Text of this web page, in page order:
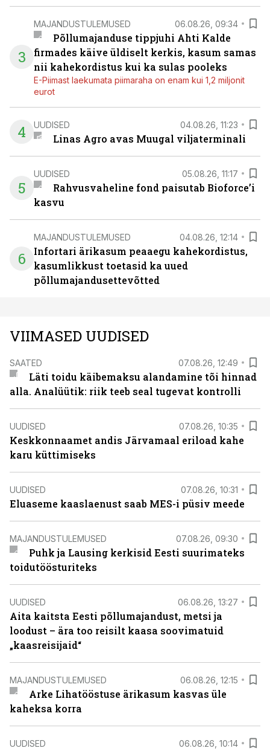
3
MAJANDUSTULEMUSED 06.08.26, 09:34
Põllumajanduse tippjuhi Ahti Kalde
firmades käive üldiselt kerkis, kasum samas
nii kahekordistus kui ka sulas pooleks
E-Piimast laekumata piimaraha on enam kui 1,2 miljonit
eurot
4 UUDISED 04.08.26, 11:23
Linas Agro avas Muugal viljaterminali
5
UUDISED 05.08.26, 11:17
Rahvusvaheline fond paisutab Bioforce’i
kasvu
6
MAJANDUSTULEMUSED 04.08.26, 12:14
Infortari ärikasum peaaegu kahekordistus,
kasumlikkust toetasid ka uued
põllumajandusettevõtted
VIIMASED UUDISED
SAATED 07.08.26, 12:49
Läti toidu käibemaksu alandamine tõi hinnad
alla. Analüütik: riik teeb seal tugevat kontrolli
UUDISED 07.08.26, 10:35
Keskkonnaamet andis Järvamaal eriload kahe
karu küttimiseks
UUDISED 07.08.26, 10:31
Eluaseme kaaslaenust saab MES-i püsiv meede
MAJANDUSTULEMUSED 07.08.26, 09:30
Puhk ja Lausing kerkisid Eesti suurimateks
toidutöösturiteks
UUDISED 06.08.26, 13:27
Aita kaitsta Eesti põllumajandust, metsi ja
loodust – ära too reisilt kaasa soovimatuid
„kaasreisijaid“
MAJANDUSTULEMUSED 06.08.26, 12:15
Arke Lihatööstuse ärikasum kasvas üle
kaheksa korra
UUDISED 06.08.26, 10:14